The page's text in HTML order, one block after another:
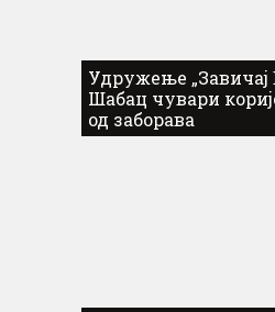
Удружење „Завичај
Шабац чувари
од заборава